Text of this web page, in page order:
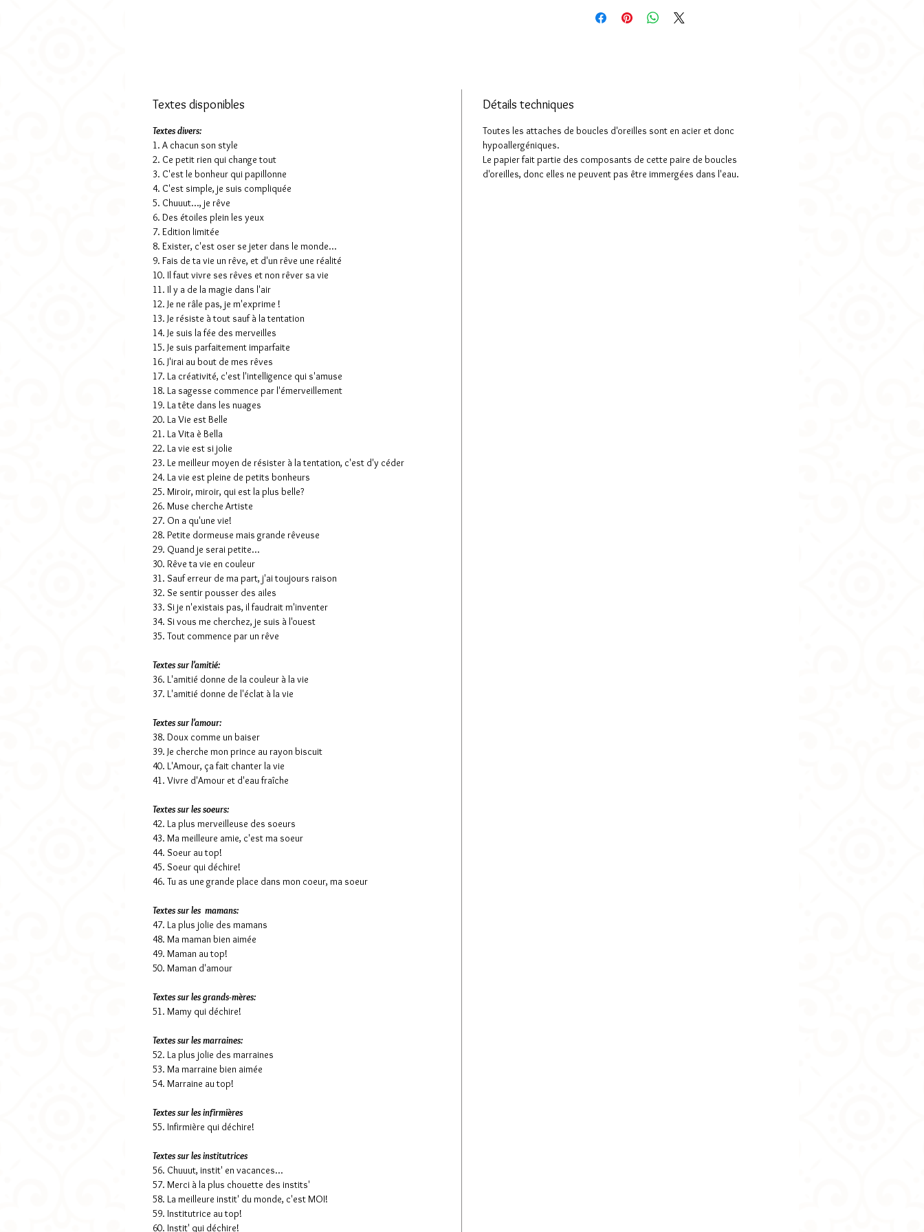
souhaitez-vous?" (Comptez un délai de 7 jours
(hypoallergénique), verre et papier.
Textes disponibles
Textes divers:
1. A chacun son style
2. Ce petit rien qui change tout
3. C'est le bonheur qui papillonne
4. C'est simple, je suis compliquée
5. Chuuut..., je rêve
6. Des étoiles plein les yeux
7. Edition limitée
8. Exister, c'est oser se jeter dans le monde...
9. Fais de ta vie un rêve, et d'un rêve une réalité
10. Il faut vivre ses rêves et non rêver sa vie
11. Il y a de la magie dans l'air
12. Je ne râle pas, je m'exprime !
13. Je résiste à tout sauf à la tentation
14. Je suis la fée des merveilles
15. Je suis parfaitement imparfaite
16. J'irai au bout de mes rêves
17. La créativité, c'est l'intelligence qui s'amuse
18. La sagesse commence par l'émerveillement
19. La tête dans les nuages
20. La Vie est Belle
21. La Vita è Bella
22. La vie est si jolie
23. Le meilleur moyen de résister à la tentation, c'est d'y céder
24. La vie est pleine de petits bonheurs
25. Miroir, miroir, qui est la plus belle?
26. Muse cherche Artiste
27. On a qu'une vie!
28. Petite dormeuse mais grande rêveuse
29. Quand je serai petite...
30. Rêve ta vie en couleur
31. Sauf erreur de ma part, j'ai toujours raison
32. Se sentir pousser des ailes
33. Si je n'existais pas, il faudrait m'inventer
34. Si vous me cherchez, je suis à l'ouest
35. Tout commence par un rêve
Textes sur l'amitié:
36. L'amitié donne de la couleur à la vie
37. L'amitié donne de l'éclat à la vie
Textes sur l'amour:
38. Doux comme un baiser
39. Je cherche mon prince au rayon biscuit
40. L'Amour, ça fait chanter la vie
41. Vivre d'Amour et d'eau fraîche
Textes sur les soeurs:
42. La plus merveilleuse des soeurs
43. Ma meilleure amie, c'est ma soeur
44. Soeur au top!
45. Soeur qui déchire!
46. Tu as une grande place dans mon coeur, ma soeur
Textes sur les mamans:
47. La plus jolie des mamans
48. Ma maman bien aimée
49. Maman au top!
50. Maman d'amour
Textes sur les grands-mères:
51. Mamy qui déchire!
Textes sur les marraines:
52. La plus jolie des marraines
53. Ma marraine bien aimée
54. Marraine au top!
Textes sur les infirmières
55. Infirmière qui déchire!
Textes sur les institutrices
56. Chuuut, instit' en vacances...
57. Merci à la plus chouette des instits'
58. La meilleure instit' du monde, c'est MOI!
59. Institutrice au top!
60. Instit' qui déchire!
Détails techniques
Toutes les attaches de boucles d'oreilles sont en acier et donc
hypoallergéniques.
Le papier fait partie des composants de cette paire de boucles
d'oreilles, donc elles ne peuvent pas être immergées dans l'eau.